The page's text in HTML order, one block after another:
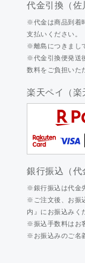
代金引換（佐
※代金は商品到着
支払いください。
※離島につきまし
※代金引換便発送
数料をご負担いた
楽天ペイ（楽
銀行振込（代
※銀行振込は代金
※ご注文後、お振
内』にお振込みく
※振込手数料はお
※お振込みのご名